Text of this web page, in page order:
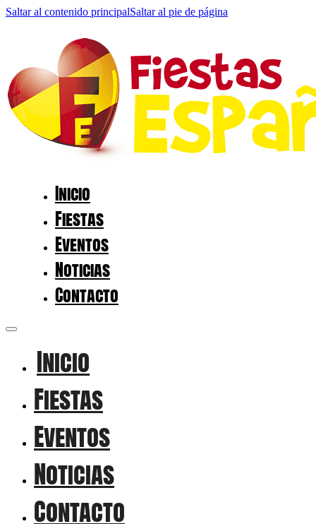
Saltar al contenido principalSaltar al pie de página
Inicio
Fiestas
Eventos
Noticias
Contacto
Inicio
Fiestas
Eventos
Noticias
Contacto